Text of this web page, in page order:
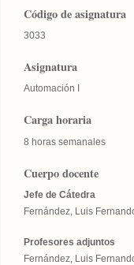
Código de asignatura
3033
Asignatura
Automación I
Carga horaria
8 horas semanales
Cuerpo docente
Jefe de Cátedra
Fernández, Luis
Profesores adjuntos
Fernández, Luis